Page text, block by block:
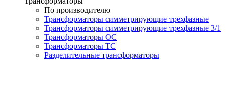
По производителю
Трансформаторы симметрирующие трехфазные
Трансформаторы симметрирующие трехфазные 3/1
Трансформаторы ОС
Трансформаторы ТС
Разделительные трансформаторы